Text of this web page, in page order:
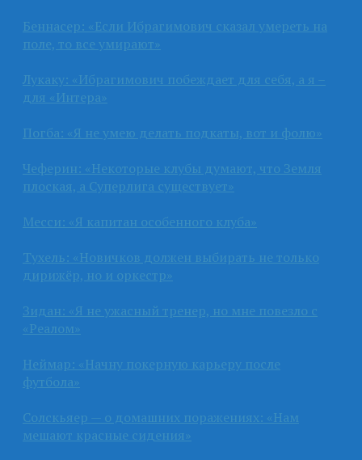
Беннасер: «Если Ибрагимович сказал умереть на
поле, то все умирают»
Лукаку: «Ибрагимович побеждает для себя, а я –
для «Интера»
Погба: «Я не умею делать подкаты, вот и фолю»
Чеферин: «Некоторые клубы думают, что Земля
плоская, а Суперлига существует»
Месси: «Я капитан особенного клуба»
Тухель: «Новичков должен выбирать не только
дирижёр, но и оркестр»
Зидан: «Я не ужасный тренер, но мне повезло с
«Реалом»
Неймар: «Начну покерную карьеру после
футбола»
Солскьяер — о домашних поражениях: «Нам
мешают красные сидения»